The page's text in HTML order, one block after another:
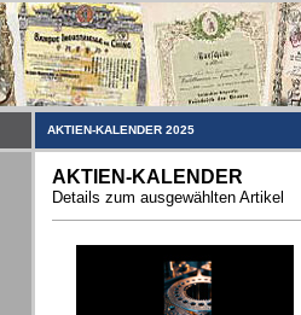
AKTIEN-KALENDER 2025
AKTIEN-KALENDER
Details zum ausgewählten Artikel